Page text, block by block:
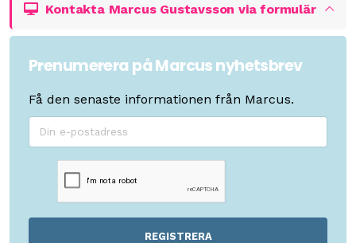
Kontakta Marcus Gustavsson via formulär
Prenumerera på Marcus nyhetsbrev
Få den senaste informationen från Marcus.
REGISTRERA